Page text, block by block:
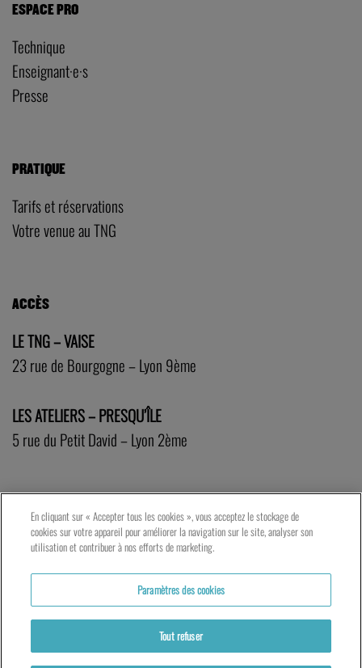
ESPACE PRO
Technique
Enseignant·e·s
Presse
PRATIQUE
Tarifs et réservations
Votre venue au TNG
ACCÈS
LE TNG – VAISE
23 rue de Bourgogne – Lyon 9ème
LES ATELIERS – PRESQU’ÎLE
5 rue du Petit David – Lyon 2ème
En cliquant sur « Accepter tous les cookies », vous acceptez le stockage de
cookies sur votre appareil pour améliorer la navigation sur le site, analyser son
utilisation et contribuer à nos efforts de marketing.
Paramètres des cookies
Tout refuser